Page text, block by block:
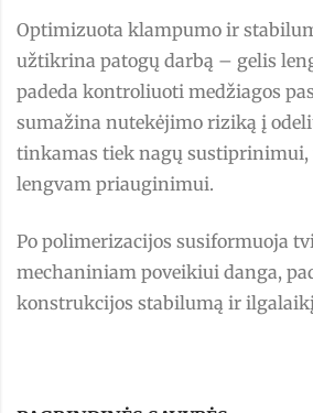
Optimizuota klampumo ir
užtikrina patogų darbą – gelis
padeda kontroliuoti medžiagos
sumažina nutekėjimo riziką į
tinkamas tiek nagų sustiprinimui,
lengvam priauginimui.
Po polimerizacijos susiformuoja
mechaniniam poveikiui danga,
konstrukcijos stabilumą ir